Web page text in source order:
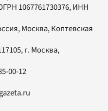
1067761730376, ИНН
Москва, Коптевская
, г. Москва,
00-12